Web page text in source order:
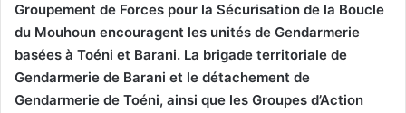
Groupement de Forces pour la Sécurisation de la Boucle
du Mouhoun encouragent les unités de Gendarmerie
basées à Toéni et Barani. La brigade territoriale de
Gendarmerie de Barani et le détachement de
Gendarmerie de Toéni, ainsi que les Groupes d’Action